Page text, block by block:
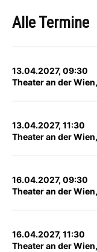
Alle Termine
13.04.2027, 09:30
Theater an der
13.04.2027, 11:30
Theater an der
16.04.2027, 09:30
Theater an der
16.04.2027, 11:30
Theater an der